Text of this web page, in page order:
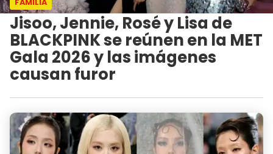
FAMILIA
Jisoo, Jennie, Rosé y Lisa de
BLACKPINK se reúnen en la MET
Gala 2026 y las imágenes
causan furor